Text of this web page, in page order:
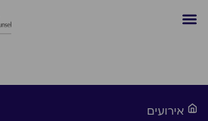
אירועים